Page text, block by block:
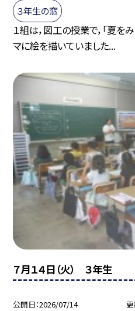
３年生の窓
１組は，図工の授業で，「夏を
マに絵を描いていました...
７月１４日（火） ３年生
公開日 2026/07/14